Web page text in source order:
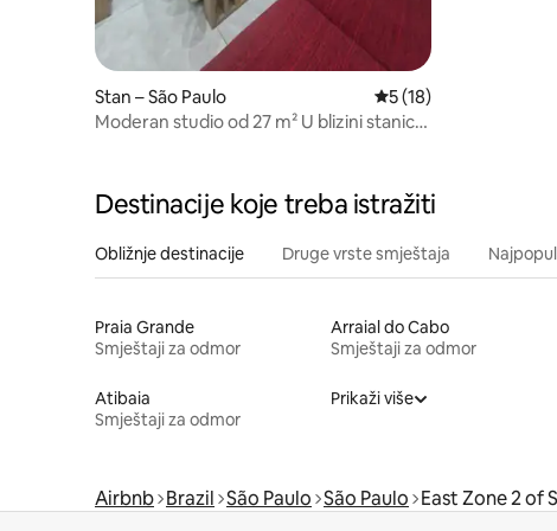
Stan – São Paulo Prosječna ocjena: 5/5,
5 (18)
Moderan studio od 27 m² U blizini stanice
Destinacije koje treba istražiti
Obližnje destinacije Druge vrste smještaja
Praia Grande
Smještaji za odmor
Arraial do Cabo
Smještaji za odmor
Atibaia
Smještaji za odmor
Prikaži više
Airbnb Brazil São Paulo São Paulo East Zone 2 of